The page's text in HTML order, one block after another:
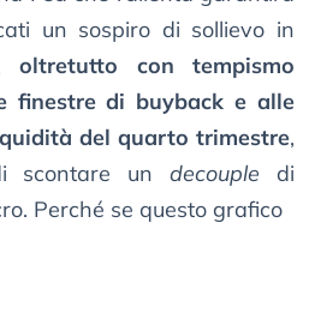
un sospiro di sollievo in
oltretutto con tempismo
finestre di buyback e alle
del quarto trimestre,
scontare undecouple di
Perché se questo grafico